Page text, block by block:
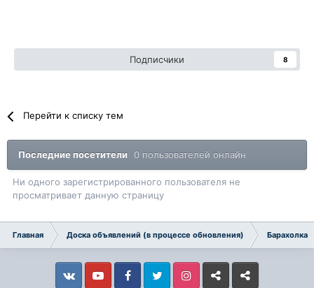
Подписчики 8
Перейти к списку тем
Последние посетители 0 пользователей онлайн
Ни одного зарегистрированного пользователя не
просматривает данную страницу
Главная Доска объявлений (в процессе обновления) Барахолка